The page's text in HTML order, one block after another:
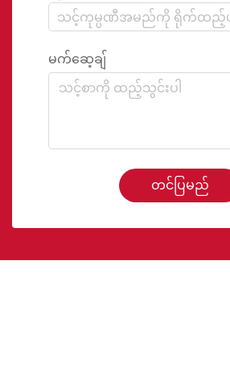
မက်ဆေ့ချ်
တင်ပြမည်